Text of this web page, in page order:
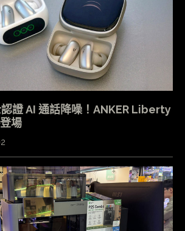
認證 AI 通話降噪！ANKER Liberty
場